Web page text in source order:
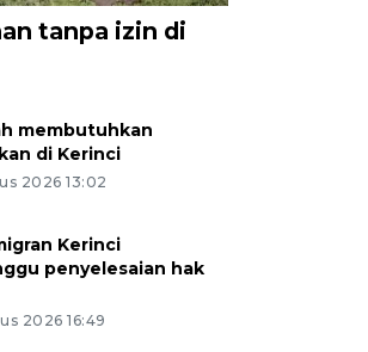
tanpa izin di
membutuhkan
di Kerinci
2026 13:02
Kerinci
penyelesaian hak
2026 16:49